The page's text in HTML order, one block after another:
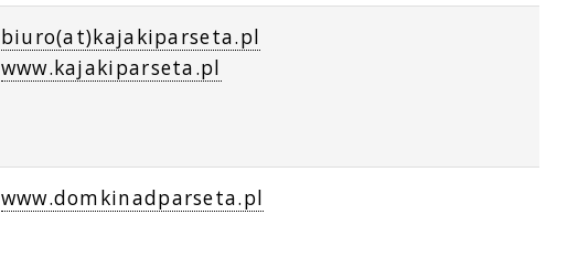
biuro(at)kajakiparseta.pl
www.kajakiparseta.pl
www.domkinadparseta.pl